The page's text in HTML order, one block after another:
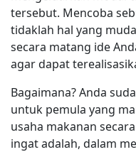
tersebut. Mencoba
tidaklah hal yang
secara matang ide
agar dapat
Bagaimana? Anda
untuk pemula yang
usaha makanan secara
ingat adalah, dalam